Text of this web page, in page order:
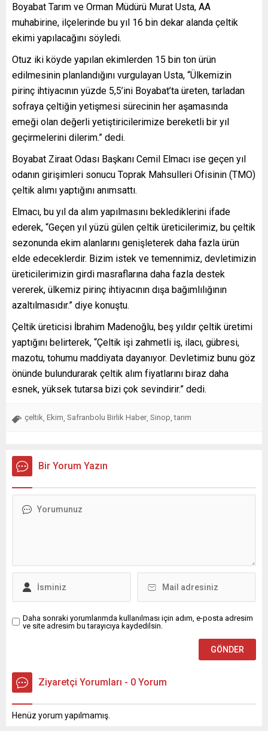
Boyabat Tarım ve Orman Müdürü Murat Usta, AA
muhabirine, ilçelerinde bu yıl 16 bin dekar alanda çeltik
ekimi yapılacağını söyledi.
Otuz iki köyde yapılan ekimlerden 15 bin ton ürün
edilmesinin planlandığını vurgulayan Usta, “Ülkemizin
pirinç ihtiyacının yüzde 5,5’ini Boyabat’ta üreten, tarladan
sofraya çeltiğin yetişmesi sürecinin her aşamasında
emeği olan değerli yetiştiricilerimize bereketli bir yıl
geçirmelerini dilerim.” dedi.
Boyabat Ziraat Odası Başkanı Cemil Elmacı ise geçen yıl
odanın girişimleri sonucu Toprak Mahsulleri Ofisinin (TMO)
çeltik alımı yaptığını anımsattı.
Elmacı, bu yıl da alım yapılmasını beklediklerini ifade
ederek, “Geçen yıl yüzü gülen çeltik üreticilerimiz, bu çeltik
sezonunda ekim alanlarını genişleterek daha fazla ürün
elde edeceklerdir. Bizim istek ve temennimiz, devletimizin
üreticilerimizin girdi masraflarına daha fazla destek
vererek, ülkemiz pirinç ihtiyacının dışa bağımlılığının
azaltılmasıdır.” diye konuştu.
Çeltik üreticisi İbrahim Madenoğlu, beş yıldır çeltik üretimi
yaptığını belirterek, “Çeltik işi zahmetli iş, ilacı, gübresi,
mazotu, tohumu maddiyata dayanıyor. Devletimiz bunu göz
önünde bulundurarak çeltik alım fiyatlarını biraz daha
esnek, yüksek tutarsa bizi çok sevindirir.” dedi.
çeltik Ekim Safranbolu Birlik Haber Sinop ,tarım
Bir Yorum Yazın
Daha sonraki yorumlarımda kullanılması için adım, e-posta adresim
ve site adresim bu tarayıcıya kaydedilsin.
Ziyaretçi Yorumları - 0 Yorum
Henüz yorum yapılmamış.